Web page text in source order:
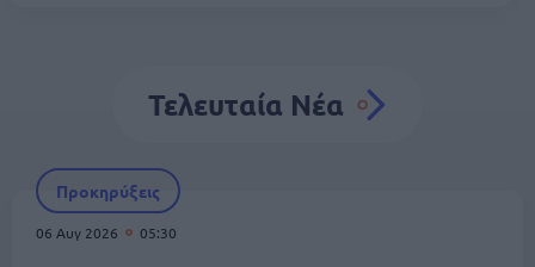
Τελευταία Νέα
Προκηρύξεις
06 Αυγ 2026 05:30